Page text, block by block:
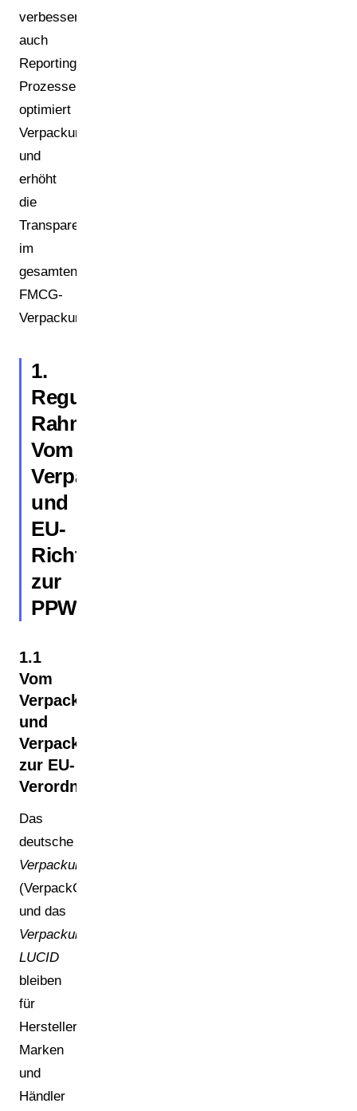
verbessert
auch
Reporting-
Prozesse,
optimiert
Verpackungskosten
und
erhöht
die
Transparenz
im
gesamten
FMCG-
Verpackungsportfolio.
1.
Regulatorischer
Rahmen:
Vom
VerpackG
und
EU-
Richtlinie
zur
PPWR
1.1
Vom
Verpackungsgesetz
und
Verpackungsregister
zur EU-
Verordnung
Das
deutsche
Verpackungsgesetz
(VerpackG)
und das
Verpackungsregister
LUCID
bleiben
für
Hersteller,
Marken
und
Händler